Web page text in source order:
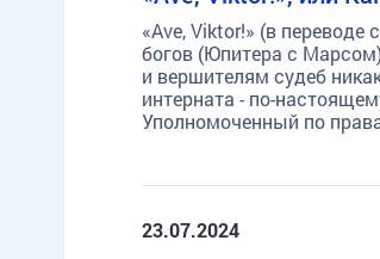
«Ave, Viktor!» (в переводе
богов (Юпитера с
и вершителям судеб
интерната - по-
Уполномоченный по
23.07.2024